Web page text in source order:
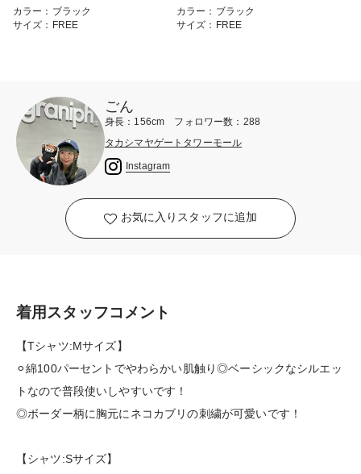
カラー：ブラック
サイズ：FREE
カラー：ブラック
サイズ：FREE
ごん
身長：156cm フォロワー数：288
タカシマヤゲートタワーモール
Instagram
お気に入りスタッフに追加
着用スタッフコメント
【Tシャツ:Mサイズ】
⚪︎綿100パーセントでやわらかい肌触り◎ベーシックなシルエッ
トなので普段使いしやすいです！
◎ボーダー柄に胸元にネコカブリの刺繍が可愛いです！
【シャツ:Sサイズ】